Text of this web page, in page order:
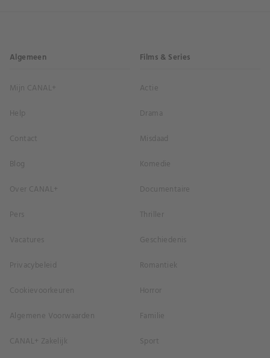
Algemeen
Mijn CANAL+
Help
Contact
Blog
Over CANAL+
Pers
Vacatures
Privacybeleid
Cookievoorkeuren
Algemene Voorwaarden
CANAL+ Zakelijk
Films & Series
Actie
Drama
Misdaad
Komedie
Documentaire
Thriller
Geschiedenis
Romantiek
Horror
Familie
Sport